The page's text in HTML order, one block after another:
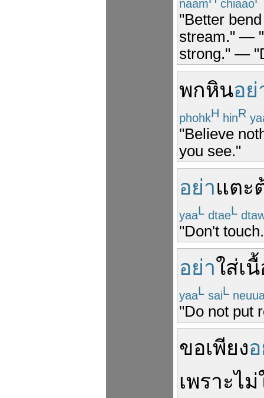
naam chiaao
"Better
stream." —
strong." —
พกหินอย่
phohkH hinR
"Believe
you see."
อย่าแตะ
yaaL dtaeL
"Don't
อย่าใส่เ
yaaL saiL
"Do not put
ขอเพียง
เพราะไม่